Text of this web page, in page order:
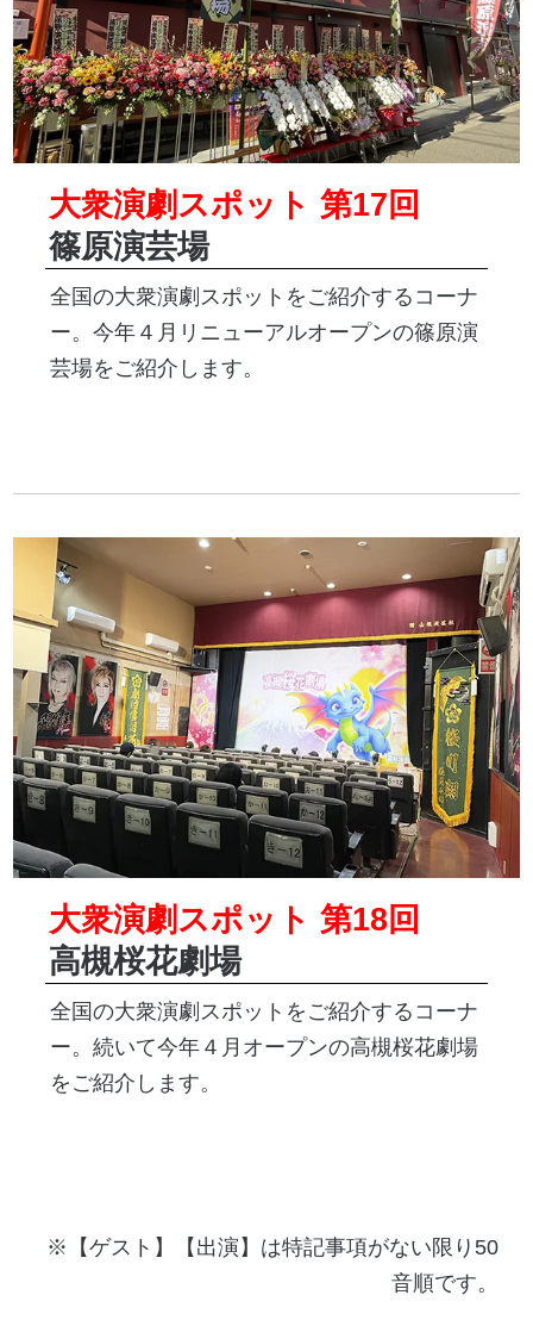
大衆演劇スポット 第17回
篠原演芸場
全国の大衆演劇スポットをご紹介するコーナ
ー。今年４月リニューアルオープンの篠原演
芸場をご紹介します。
大衆演劇スポット 第18回
高槻桜花劇場
全国の大衆演劇スポットをご紹介するコーナ
ー。続いて今年４月オープンの高槻桜花劇場
をご紹介します。
※【ゲスト】【出演】は特記事項がない限り50
音順です。